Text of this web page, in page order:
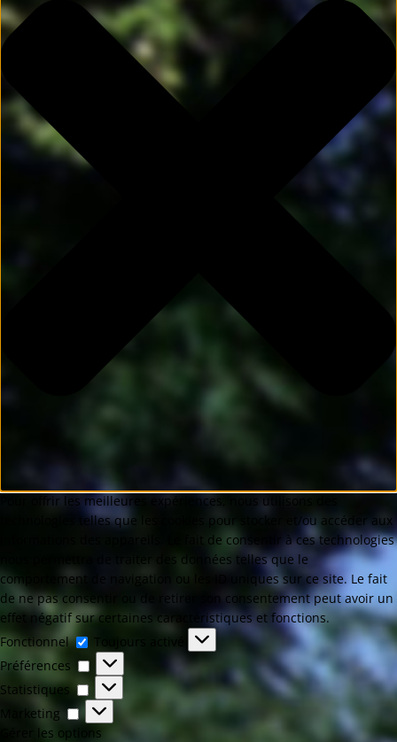
Pour offrir les meilleures expériences, nous utilisons des
technologies telles que les cookies pour stocker et/ou accéder aux
informations des appareils. Le fait de consentir à ces technologies
nous permettra de traiter des données telles que le
comportement de navigation ou les ID uniques sur ce site. Le fait
de ne pas consentir ou de retirer son consentement peut avoir un
effet négatif sur certaines caractéristiques et fonctions.
Fonctionnel
Toujours activé
Préférences
Statistiques
Marketing
Gérer les options